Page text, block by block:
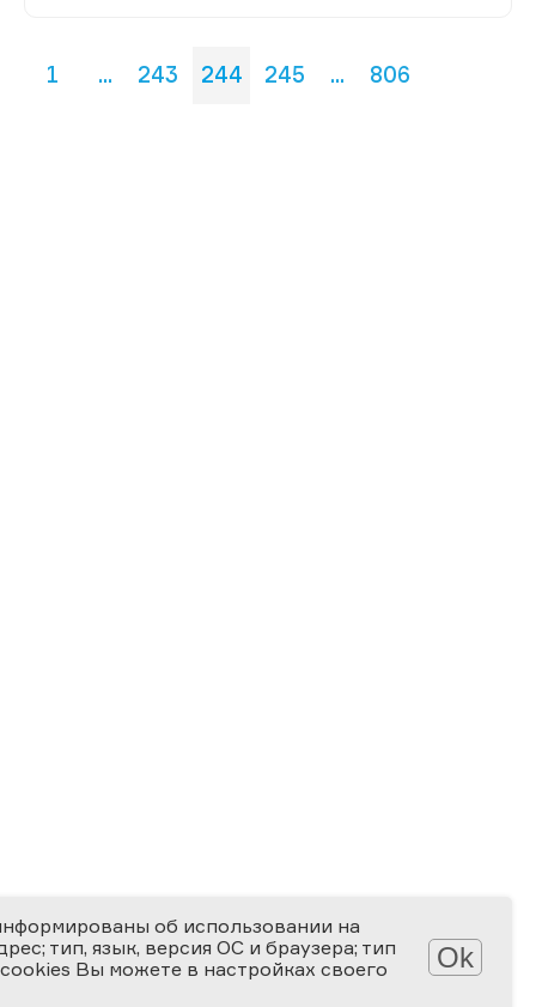
1 ... 243 244 245 ... 806
об использовании на
тип, язык, версия ОС и браузера; тип
Вы можете в настройках своего
Ok